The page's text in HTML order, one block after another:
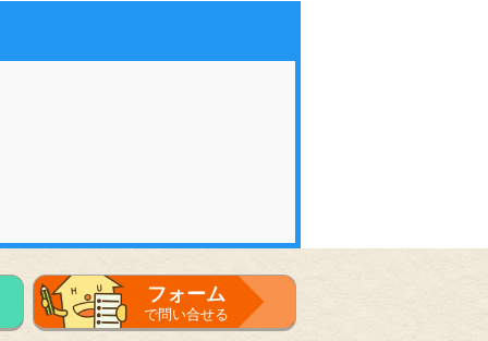
フォーム
で問い合せる